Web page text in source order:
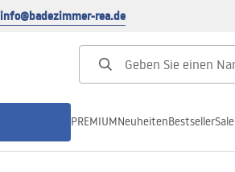
info@badezimmer-rea.de
PREMIUMNeuheitenBestsellerSale